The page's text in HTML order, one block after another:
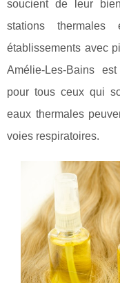
soucient de leur
stations
établissements avec
Amélie-Les-Bains
pour tous ceux qui
eaux thermales
voies respiratoires.